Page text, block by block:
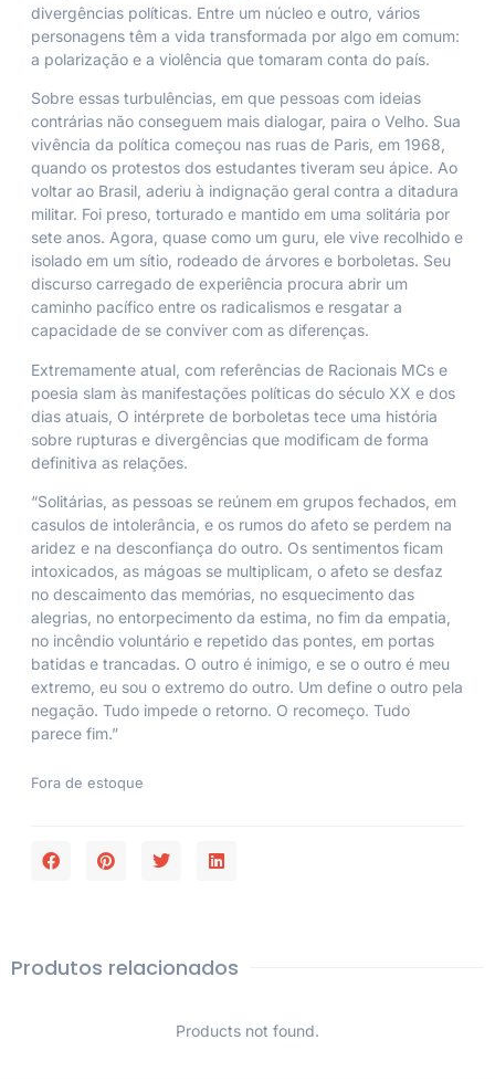
divergências políticas. Entre um núcleo e outro, vários
personagens têm a vida transformada por algo em comum:
a polarização e a violência que tomaram conta do país.
Sobre essas turbulências, em que pessoas com ideias
contrárias não conseguem mais dialogar, paira o Velho. Sua
vivência da política começou nas ruas de Paris, em 1968,
quando os protestos dos estudantes tiveram seu ápice. Ao
voltar ao Brasil, aderiu à indignação geral contra a ditadura
militar. Foi preso, torturado e mantido em uma solitária por
sete anos. Agora, quase como um guru, ele vive recolhido e
isolado em um sítio, rodeado de árvores e borboletas. Seu
discurso carregado de experiência procura abrir um
caminho pacífico entre os radicalismos e resgatar a
capacidade de se conviver com as diferenças.
Extremamente atual, com referências de Racionais MCs e
poesia slam às manifestações políticas do século XX e dos
dias atuais, O intérprete de borboletas tece uma história
sobre rupturas e divergências que modificam de forma
definitiva as relações.
“Solitárias, as pessoas se reúnem em grupos fechados, em
casulos de intolerância, e os rumos do afeto se perdem na
aridez e na desconfiança do outro. Os sentimentos ficam
intoxicados, as mágoas se multiplicam, o afeto se desfaz
no descaimento das memórias, no esquecimento das
alegrias, no entorpecimento da estima, no fim da empatia,
no incêndio voluntário e repetido das pontes, em portas
batidas e trancadas. O outro é inimigo, e se o outro é meu
extremo, eu sou o extremo do outro. Um define o outro pela
negação. Tudo impede o retorno. O recomeço. Tudo
parece fim.”
Fora de estoque
Produtos relacionados
Products not found.